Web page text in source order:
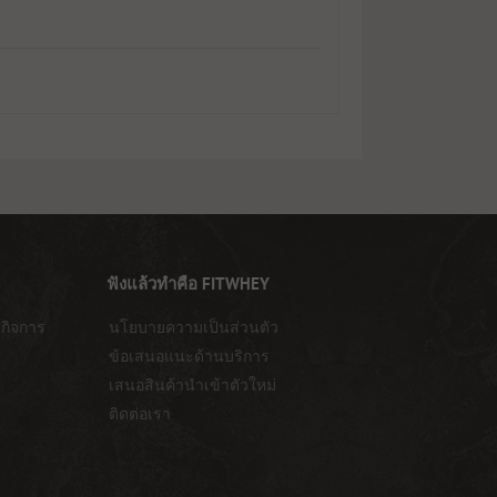
ฟังแล้วทำคือ FITWHEY
จการ
นโยบายความเป็นส่วนตัว
ข้อเสนอแนะด้านบริการ
เสนอสินค้านำเข้าตัวใหม่
ติดต่อเรา